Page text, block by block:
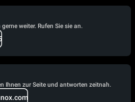
weiter. Rufen Sie sie an.
Ihnen zur Seite und antworten zeitnah.